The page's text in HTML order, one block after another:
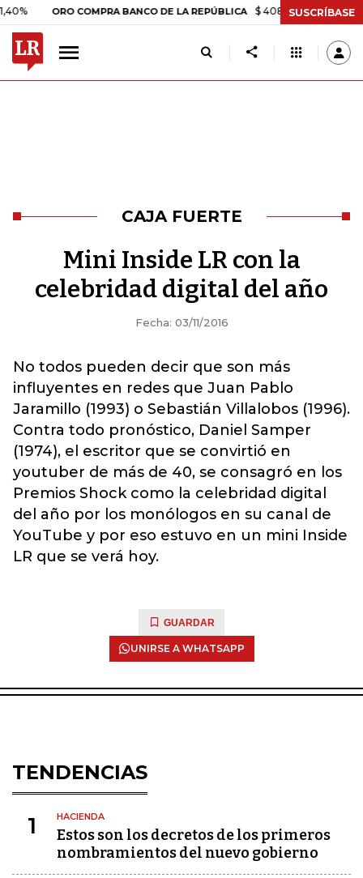
ORO COMPRA BANCO DE LA REPÚBLICA $ 408.498,97 +$ 8.753,81
SUSCRÍBASE
CAJA FUERTE
Mini Inside LR con la
celebridad digital del año
Fecha: 03/11/2016
No todos pueden decir que son más
influyentes en redes que Juan Pablo
Jaramillo (1993) o Sebastián Villalobos (1996).
Contra todo pronóstico, Daniel Samper
(1974), el escritor que se convirtió en
youtuber de más de 40, se consagró en los
Premios Shock como la celebridad digital
del año por los monólogos en su canal de
YouTube y por eso estuvo en un mini Inside
LR que se verá hoy.
GUARDAR
UNIRSE A WHATSAPP
TENDENCIAS
1 HACIENDA
Estos son los decretos de los primeros
nombramientos del nuevo gobierno